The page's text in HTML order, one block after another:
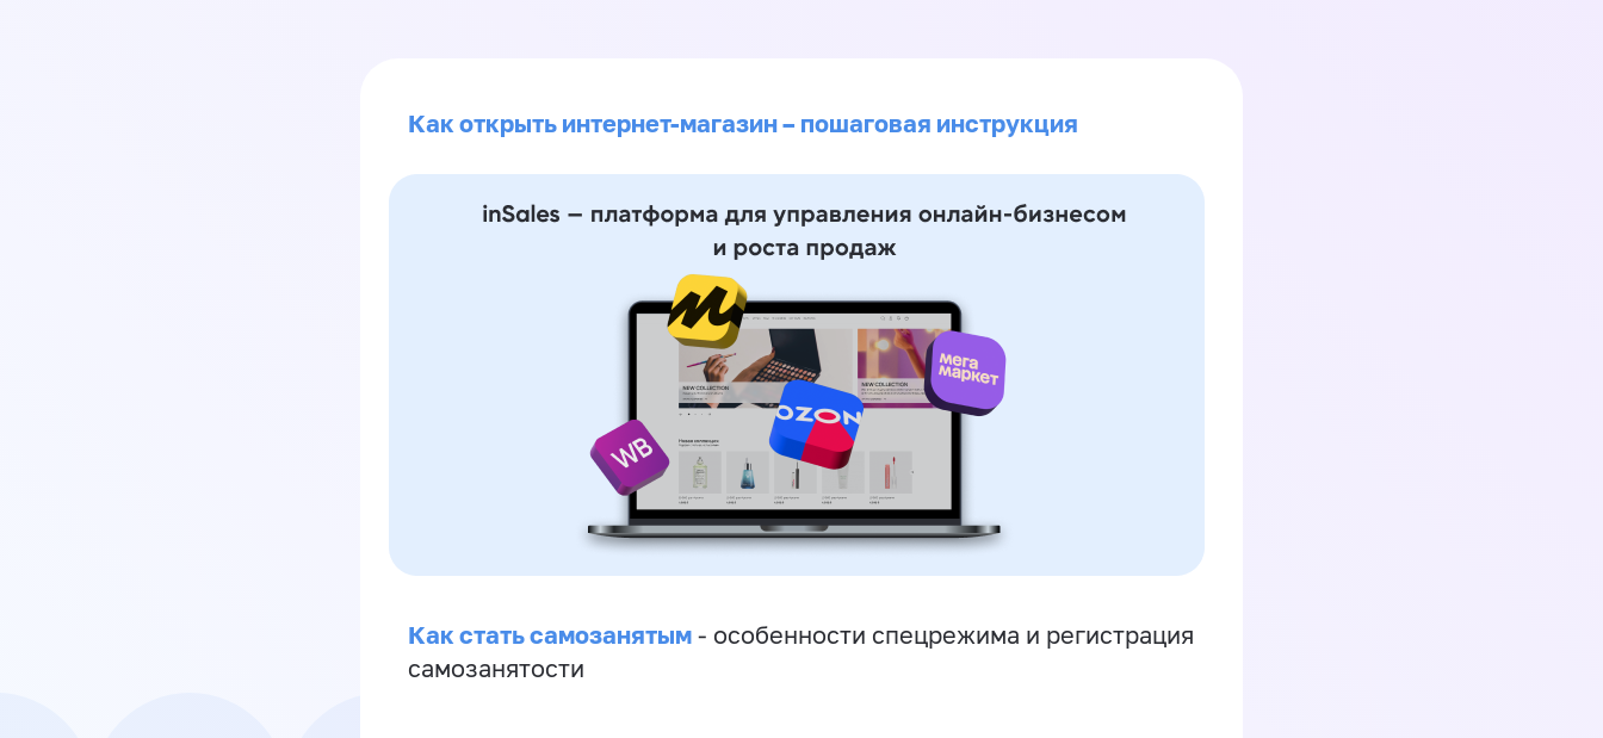
Как открыть интернет-магазин – пошаговая инструкция
Как стать самозанятым - особенности спецрежима и регистрация
самозанятости